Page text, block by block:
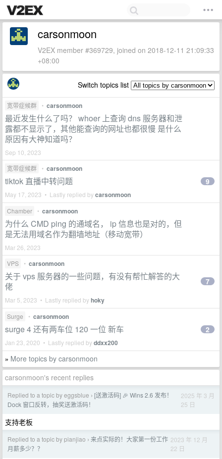
carsonmoon
V2EX member #369729, joined on 2018-12-11 21:09:33
+08:00
Switch topics list
宽带症候群 • carsonmoon
最近发生什么了吗？ whoer 上查询 dns 服务器和泄
露都不显示了，其他能查询的网址也都很慢 是什么
原因有大神知道吗？
Sep 10, 2023
宽带症候群
• carsonmoon
tiktok 直播中转问题
May 17, 2023 • Lastly replied bycarsonmoon
9
Chamber • carsonmoon
为什么 CMD ping 的通域名， ip 信息也是对的，但
是无法用域名作为翻墙地址（移动宽带）
Mar 26, 2023
VPS
• carsonmoon
关于 vps 服务器的一些问题，有没有帮忙解答的大
佬
Mar 5, 2023 • Lastly replied byhoky
7
Surge • carsonmoon
surge 4 还有两车位 120 一位 新车
Jan 23, 2020 • Lastly replied byddxx200
2
» More topics by carsonmoon
carsonmoon's recent replies
Replied to a topic by eggsblue › [送激活码] 🎉 Wins 2.6 发布！
Dock 窗口反转，抽奖送激活码！
2025 年 3 月
25 日
支持老板
Replied to a topic by pianjiao › 来点实际的！大家第一份工作
月薪多少？？
2023 年 12 月
22 日